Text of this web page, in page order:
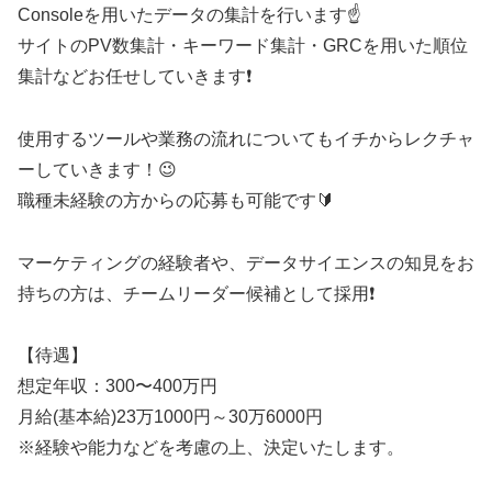
Consoleを用いたデータの集計を行います☝️
サイトのPV数集計・キーワード集計・GRCを用いた順位
集計などお任せしていきます❗
使用するツールや業務の流れについてもイチからレクチャ
ーしていきます！😉
職種未経験の方からの応募も可能です🔰
マーケティングの経験者や、データサイエンスの知見をお
持ちの方は、チームリーダー候補として採用❗
【待遇】
想定年収：300〜400万円
月給(基本給)23万1000円～30万6000円
※経験や能力などを考慮の上、決定いたします。